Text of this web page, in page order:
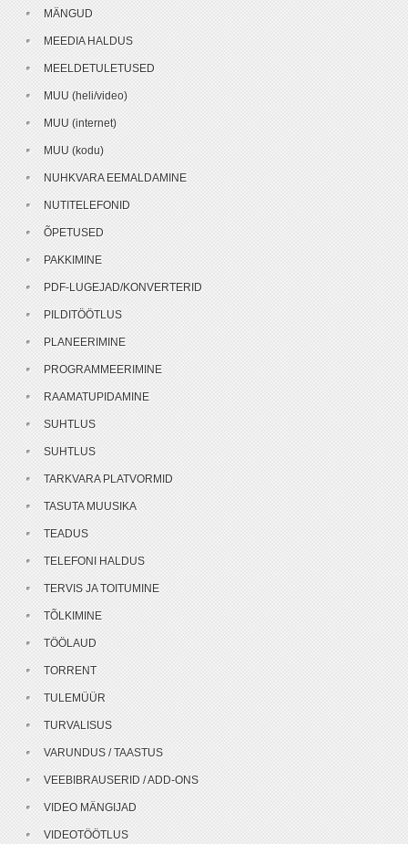
MÄNGUD
MEEDIA HALDUS
MEELDETULETUSED
MUU (heli/video)
MUU (internet)
MUU (kodu)
NUHKVARA EEMALDAMINE
NUTITELEFONID
ÕPETUSED
PAKKIMINE
PDF-LUGEJAD/KONVERTERID
PILDITÖÖTLUS
PLANEERIMINE
PROGRAMMEERIMINE
RAAMATUPIDAMINE
SUHTLUS
SUHTLUS
TARKVARA PLATVORMID
TASUTA MUUSIKA
TEADUS
TELEFONI HALDUS
TERVIS JA TOITUMINE
TÕLKIMINE
TÖÖLAUD
TORRENT
TULEMÜÜR
TURVALISUS
VARUNDUS / TAASTUS
VEEBIBRAUSERID / ADD-ONS
VIDEO MÄNGIJAD
VIDEOTÖÖTLUS